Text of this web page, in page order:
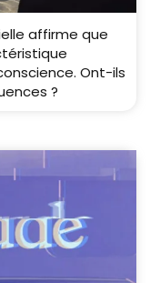
affirme que
Ont-ils
?